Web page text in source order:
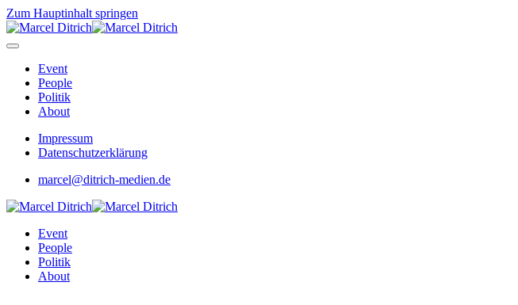
Zum Hauptinhalt springen
Event
People
Politik
About
Impressum
Datenschutzerklärung
marcel@ditrich-medien.de
Event
People
Politik
About